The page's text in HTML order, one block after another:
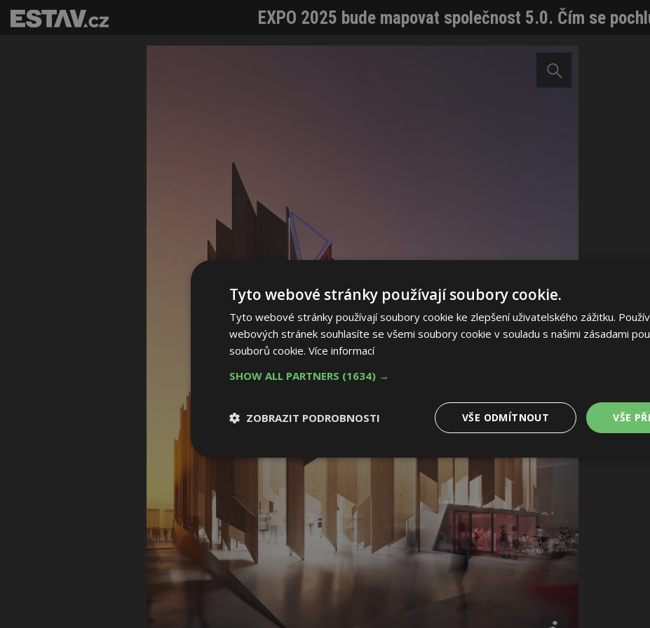
EXPO 2025 bude mapovat společnost 5.0. Čím se
Tyto webové stránky používají soubory cookie.
Tyto webové stránky používají soubory cookie ke zlepšení uživatelského zážitku.
webových stránek souhlasíte se všemi soubory cookie v souladu s našimi zásadami
souborů cookie. Více informací
SHOW ALL PARTNERS (1634) →
VŠE
VŠE ODMÍTNOUT
ZOBRAZIT PODROBNOSTI
Nezbytně nutné
Výkonové
Soubory cílení Funkční soubory
Nezbytně nutné soubory Soubory cílení
Nezbytně nutné soubory cookie umožňují základní funkce webových stránek, jako je přihlášení uživatele a
Webové stránky nelze bez nezbytně nutných souborů cookie správně používat.